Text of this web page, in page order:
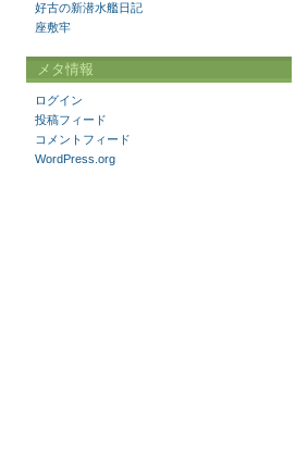
好古の新潜水艦日記
座敷牢
メタ情報
ログイン
投稿フィード
コメントフィード
WordPress.org